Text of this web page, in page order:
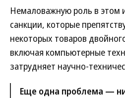
Немаловажную роль в этом
санкции, которые
некоторых товаров
включая компьютерные
затрудняет научно-
Еще одна проблема —